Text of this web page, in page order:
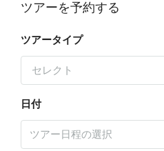
ツアーを予約する
ツアータイプ
セレクト
日付